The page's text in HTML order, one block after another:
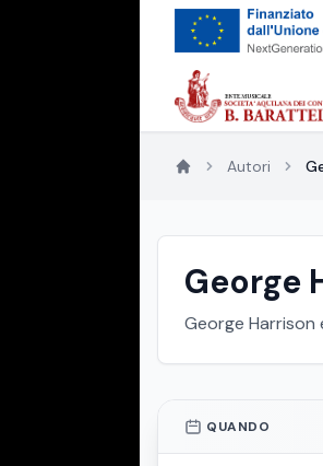
Autori
George
George Harrison
QUANDO